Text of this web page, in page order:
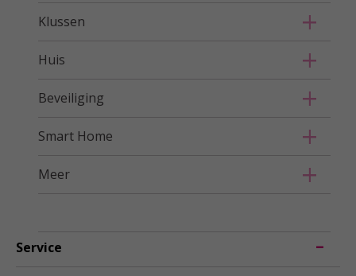
Klussen
Huis
Beveiliging
Smart Home
Meer
Service